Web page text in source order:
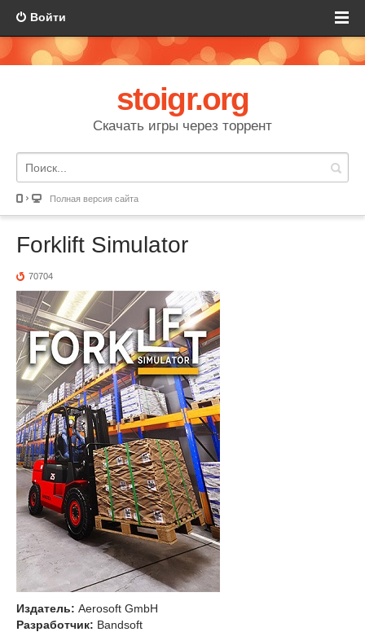
Войти
stoigr.org
Скачать игры через торрент
Полная версия сайта
Forklift Simulator
70704
Издатель: Aerosoft GmbH
Разработчик: Bandsoft